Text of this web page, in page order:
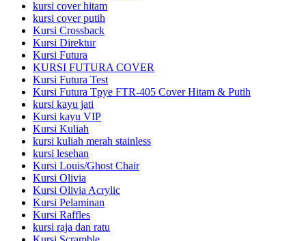
kursi cover hitam
kursi cover putih
Kursi Crossback
Kursi Direktur
Kursi Futura
KURSI FUTURA COVER
Kursi Futura Test
Kursi Futura Tpye FTR-405 Cover Hitam & Putih
kursi kayu jati
Kursi kayu VIP
Kursi Kuliah
kursi kuliah merah stainless
kursi lesehan
Kursi Louis/Ghost Chair
Kursi Olivia
Kursi Olivia Acrylic
Kursi Pelaminan
Kursi Raffles
kursi raja dan ratu